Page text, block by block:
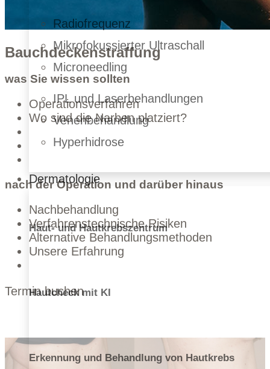
Radiofrequenz
Mikrofokussierter Ultraschall
Microneedling
IPL und Laserbehandlungen
Venenbehandlung
Hyperhidrose
Dermatologie
Haut- und Hautkrebszentrum
Hautcheck mit KI
Erkennung und Behandlung von Hautkrebs
Bauchdeckenstraffung
was Sie wissen sollten
Operationsverfahren
Wo sind die Narben platziert?
nach der Operation und darüber hinaus
Nachbehandlung
Verfahrenstechnische Risiken
Alternative Behandlungsmethoden
Unsere Erfahrung
Termin buchen